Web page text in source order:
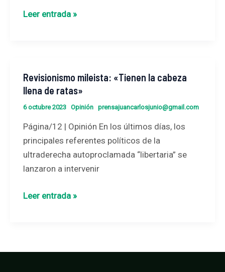
Leer entrada »
Revisionismo mileista: «Tienen la cabeza
llena de ratas»
6 octubre 2023 Opinión prensajuancarlosjunio@gmail.com
Página/12 | Opinión En los últimos días, los
principales referentes políticos de la
ultraderecha autoproclamada “libertaria” se
lanzaron a intervenir
Revisionismo
mileista:
«Tienen
cabeza
llena
Leer entrada »